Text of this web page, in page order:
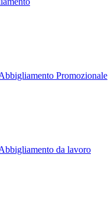
Promozionale
da lavoro